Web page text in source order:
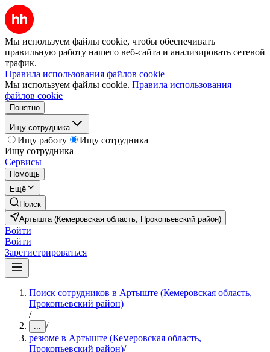
Мы используем файлы cookie, чтобы обеспечивать
правильную работу нашего веб-сайта и анализировать сетевой
трафик.
Правила использования файлов cookie
Мы используем файлы cookie. Правила использования
файлов cookie
Понятно
Ищу сотрудника
Ищу работу
Ищу сотрудника
Ищу сотрудника
Сервисы
Помощь
Ещё
Поиск
Артышта (Кемеровская область, Прокопьевский район)
Войти
Войти
Зарегистрироваться
Поиск сотрудников в Артыште (Кемеровская область,
Прокопьевский район)
/
... /
резюме в Артыште (Кемеровская область,
Прокопьевский район)/